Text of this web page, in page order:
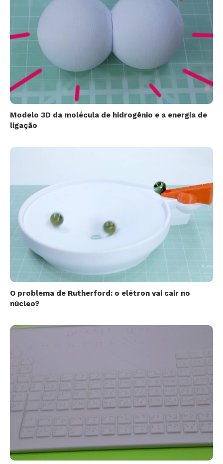
Modelo 3D da molécula de hidrogênio e a energia de
ligação
O problema de Rutherford: o elétron vai cair no
núcleo?